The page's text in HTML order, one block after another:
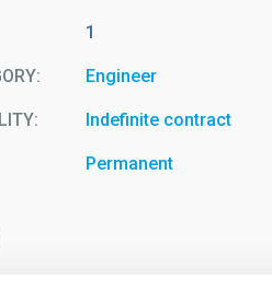
1
Engineer
Indefinite contract
Permanent